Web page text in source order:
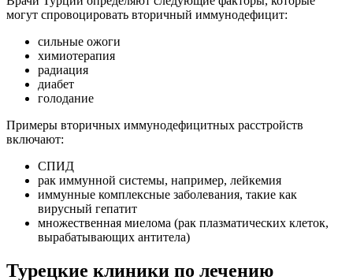
могут спровоцировать вторичный иммунодефицит:
сильные ожоги
химиотерапия
радиация
диабет
голодание
Примеры вторичных иммунодефицитных расстройств
включают:
СПИД
рак иммунной системы, например, лейкемия
иммунные комплексные заболевания, такие как
вирусный гепатит
множественная миелома (рак плазматических клеток,
вырабатывающих антитела)
Турецкие клиники по лечению